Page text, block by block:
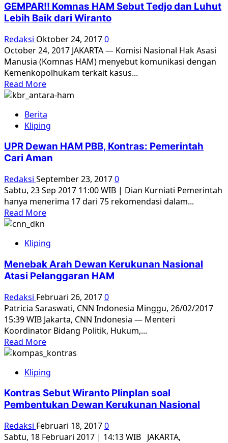
Nusakambangan
dan
Pulau
Buru
[2]
GEMPAR!! Komnas HAM Sebut Tedjo dan Luhut
Lebih Baik dari Wiranto
Redaksi Oktober 24, 20170
October 24, 2017 JAKARTA — Komisi Nasional Hak Asasi
Manusia (Komnas HAM) menyebut komunikasi dengan
Kemenkopolhukam terkait kasus...
Read MoreRead
more
GEMPAR!!
Komnas
Sebut
Tedjo
Luhut
Lebih
Baik
dari
Berita
Kliping
UPR Dewan HAM PBB, Kontras: Pemerintah
Cari Aman
Redaksi September 23, 20170
Sabtu, 23 Sep 2017 11:00 WIB | Dian Kurniati Pemerintah
hanya menerima 17 dari 75 rekomendasi dalam...
Read MoreRead
UPR
HAM
PBB,
Pemerintah
Cari
Aman
Kliping
Menebak Arah Dewan Kerukunan Nasional
Atasi Pelanggaran HAM
Redaksi Februari 26, 20170
Patricia Saraswati, CNN Indonesia Minggu, 26/02/2017
15:39 WIB Jakarta, CNN Indonesia — Menteri
Koordinator Bidang Politik, Hukum,...
Read MoreRead
more
Menebak
Dewan
Kerukunan
Atasi
Kliping
Kontras Sebut Wiranto Plinplan soal
Pembentukan Dewan Kerukunan Nasional
Redaksi Februari 18, 20170
Sabtu, 18 Februari 2017 | 14:13 WIB JAKARTA,